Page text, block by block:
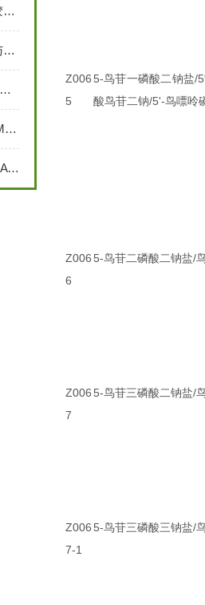
肺吸虫抗体检测试剂盒（胶体金法）
普兰德瓶口分液器的清洗与维护指南说明
biorad小型垂直电泳槽的四个组成部分和产品特点说明
EPPENDORF迷你离心机MINISPIN
大鼠 内皮抑素（ES）ELISA 检测试剂盒说明书
Z006
5
5-鸟苷一磷酸二钠盐/
酸鸟苷二钠/5'-鸟嘌呤
Z006
6
5-鸟苷二磷酸二钠盐/
Z006
7
5-鸟苷三磷酸二钠盐/
Z006
7-1
5-鸟苷三磷酸三钠盐/